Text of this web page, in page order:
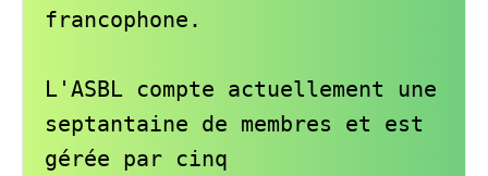
francophone.
L'ASBL compte actuellement une
septantaine de membres et est
gérée par cinq